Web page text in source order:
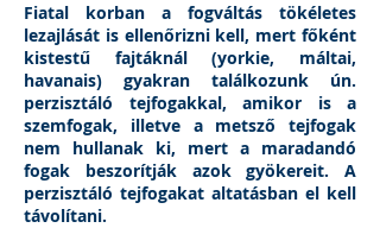
Fiatal korban a fogváltás tökéletes
lezajlását is ellenőrizni kell, mert főként
kistestű fajtáknál (yorkie, máltai,
havanais) gyakran találkozunk ún.
perzisztáló tejfogakkal, amikor is a
szemfogak, illetve a metsző tejfogak
nem hullanak ki, mert a maradandó
fogak beszorítják azok gyökereit. A
perzisztáló tejfogakat altatásban el kell
távolítani.